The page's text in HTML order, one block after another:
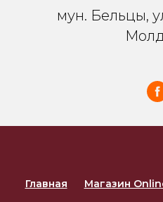
мун. Бельцы,
Главная Магазин